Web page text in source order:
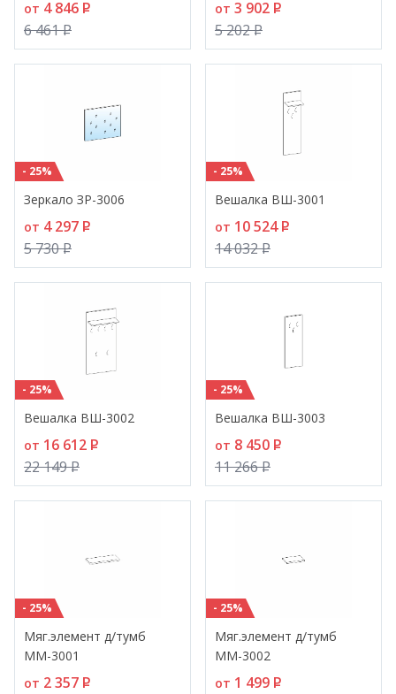
от 4 846 P
6 461P
от 3 902 P
5 202P
- 25%
Зеркало ЗР-3006
от 4 297 P
5 730P
- 25%
Вешалка ВШ-3001
от 10 524P
14 032P
- 25%
Вешалка ВШ-3002
от 16 612 P
22 149P
- 25%
Вешалка ВШ-3003
от 8 450 P
11 266P
- 25%
Мяг.элемент д/тумб
ММ-3001
от 2 357 P
- 25%
Мяг.элемент д/тумб
ММ-3002
от 1 499 P